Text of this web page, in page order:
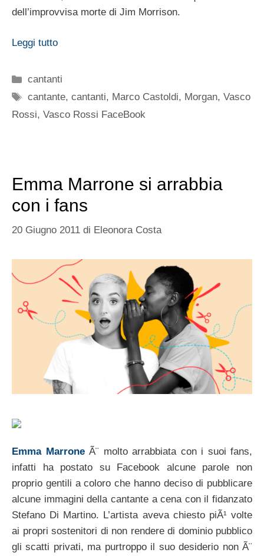
dell’improvvisa morte di Jim Morrison.
Leggi tutto
Categorie
cantanti
Tag
cantante,cantanti, Marco Castoldi, Morgan,Vasco
Rossi, Vasco Rossi FaceBook
Emma Marrone si arrabbia
con i fans
20 Giugno 2011 di Eleonora Costa
Emma MarroneÃ¨ molto arrabbiata con i suoi fans,
infatti ha postato su Facebook alcune parole non
proprio gentili a coloro che hanno deciso di pubblicare
alcune immagini della cantante a cena con il fidanzato
Stefano Di Martino. L’artista aveva chiesto piÃ¹ volte
ai propri sostenitori di non rendere di dominio pubblico
gli scatti privati, ma purtroppo il suo desiderio non Ã¨